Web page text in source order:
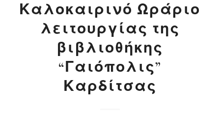
Καλοκαιρινό Ωράριο
λειτουργίας της
βιβλιοθήκης
“Γαιόπολις”
Καρδίτσας